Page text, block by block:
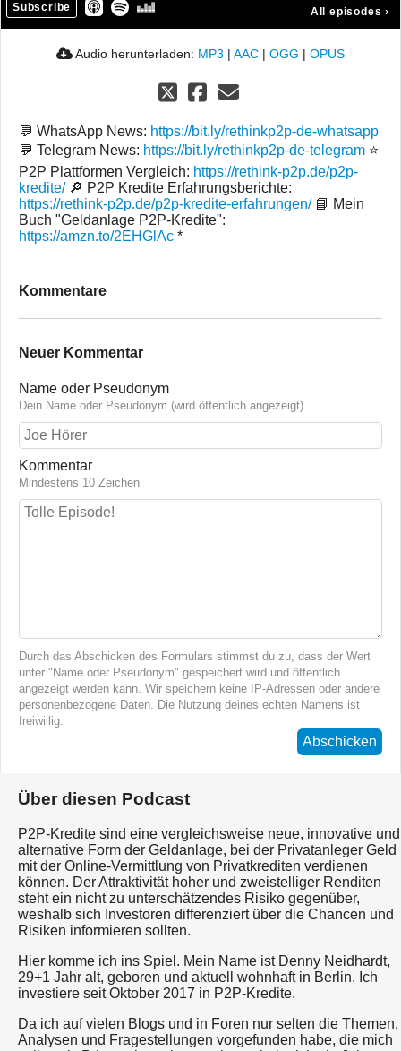
Subscribe All episodes ›
Audio herunterladen: MP3 | AAC | OGG | OPUS
💬 WhatsApp News: https://bit.ly/rethinkp2p-de-whatsapp
💬 Telegram News: https://bit.ly/rethinkp2p-de-telegram ⭐
P2P Plattformen Vergleich: https://rethink-p2p.de/p2p-
kredite/ 🔎 P2P Kredite Erfahrungsberichte:
https://rethink-p2p.de/p2p-kredite-erfahrungen/ 📘 Mein
Buch "Geldanlage P2P-Kredite":
https://amzn.to/2EHGlAc *
Kommentare
Neuer Kommentar
Name oder Pseudonym
Dein Name oder Pseudonym (wird öffentlich angezeigt)
Kommentar
Mindestens 10 Zeichen
Durch das Abschicken des Formulars stimmst du zu, dass der Wert
unter "Name oder Pseudonym" gespeichert wird und öffentlich
angezeigt werden kann. Wir speichern keine IP-Adressen oder andere
personenbezogene Daten. Die Nutzung deines echten Namens ist
freiwillig.
Abschicken
Über diesen Podcast
P2P-Kredite sind eine vergleichsweise neue, innovative und
alternative Form der Geldanlage, bei der Privatanleger Geld
mit der Online-Vermittlung von Privatkrediten verdienen
können. Der Attraktivität hoher und zweistelliger Renditen
steht ein nicht zu unterschätzendes Risiko gegenüber,
weshalb sich Investoren differenziert über die Chancen und
Risiken informieren sollten.
Hier komme ich ins Spiel. Mein Name ist Denny Neidhardt,
29+1 Jahr alt, geboren und aktuell wohnhaft in Berlin. Ich
investiere seit Oktober 2017 in P2P-Kredite.
Da ich auf vielen Blogs und in Foren nur selten die Themen,
Analysen und Fragestellungen vorgefunden habe, die mich